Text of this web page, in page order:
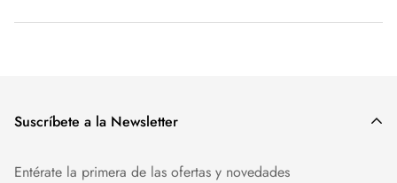
Suscríbete a la Newsletter
Entérate la primera de las ofertas y novedades